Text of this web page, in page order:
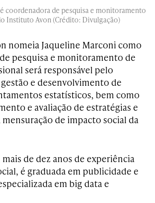
coordenadora de pesquisa e monitoramento
Instituto Avon (Crédito: Divulgação)
nomeia Jaqueline Marconi como
pesquisa e monitoramento de
será responsável pelo
e desenvolvimento de
estatísticos, bem como
e avaliação de estratégias e
de impacto social da
de dez anos de experiência
é graduada em publicidade e
em big data e